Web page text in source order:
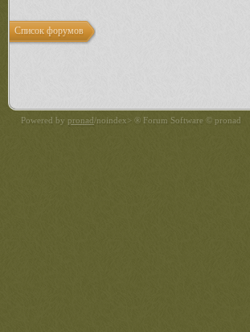
Список форумов
Powered by pronad/noindex> ® Forum Software © pronad